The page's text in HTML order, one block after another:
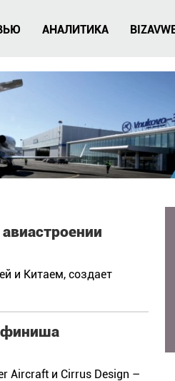
АНАЛИТИКА
и Китаем, создает
финиша
Aircraft и Cirrus Design –